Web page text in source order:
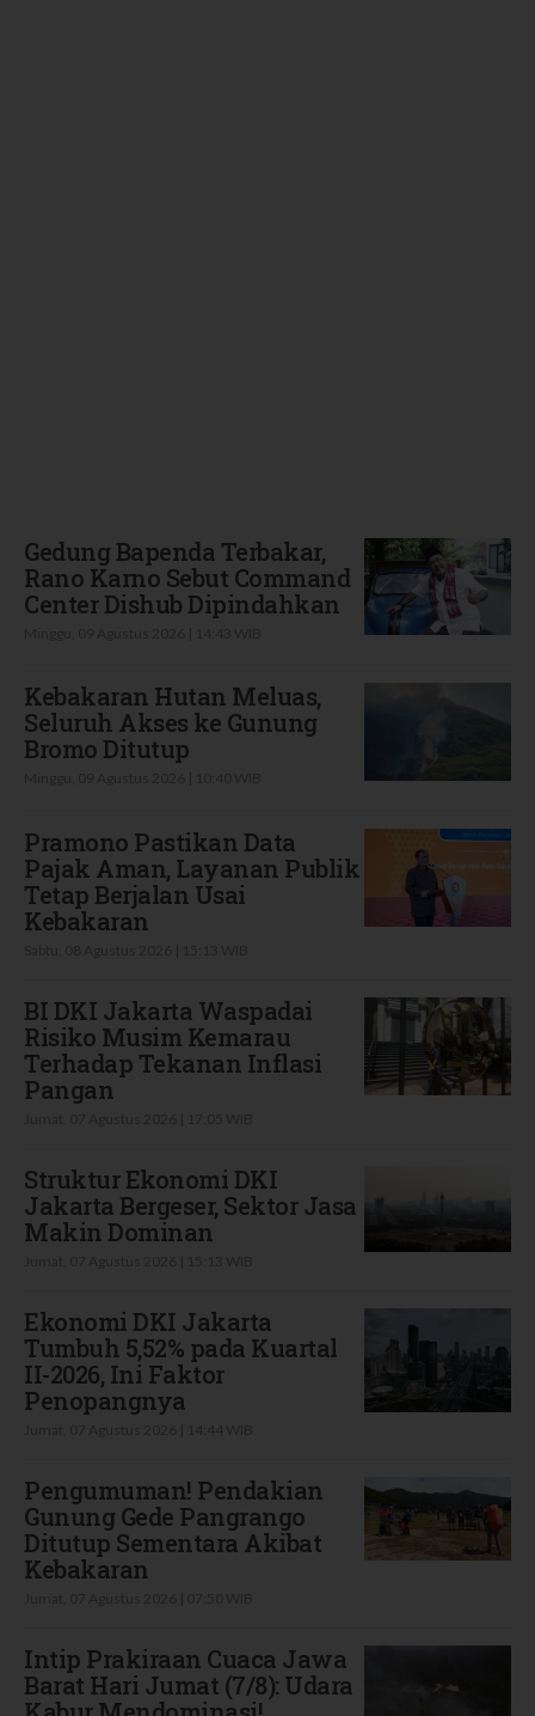
Gedung Bapenda Terbakar,
Rano Karno Sebut Command
Center Dishub Dipindahkan
Kebakaran Hutan Meluas,
Seluruh Akses ke Gunung
Bromo Ditutup
Pramono Pastikan Data
Pajak Aman, Layanan Publik
Tetap Berjalan Usai
Kebakaran
BI DKI Jakarta Waspadai
Risiko Musim Kemarau
Terhadap Tekanan Inflasi
Pangan
Struktur Ekonomi DKI
Jakarta Bergeser, Sektor Jasa
Makin Dominan
Ekonomi DKI Jakarta
Tumbuh 5,52% pada Kuartal
II-2026, Ini Faktor
Penopangnya
Pengumuman! Pendakian
Gunung Gede Pangrango
Ditutup Sementara Akibat
Kebakaran
Intip Prakiraan Cuaca Jawa
Barat Hari Jumat (7/8): Udara